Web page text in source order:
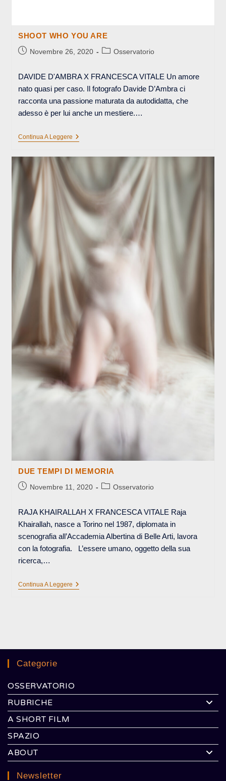
SHOOT WHO YOU ARE
ArticoloNovembre 26, 2020
Categoria
Osservatorio
DAVIDE D'AMBRA X FRANCESCA VITALE Un amore
nato quasi per caso. Il fotografo Davide D’Ambra ci
racconta una passione maturata da autodidatta, che
adesso è per lui anche un mestiere.…
Continua A LeggereSHOOT
DUE TEMPI DI MEMORIA
ArticoloNovembre 11, 2020
Categoria
Osservatorio
RAJA KHAIRALLAH X FRANCESCA VITALE Raja
Khairallah, nasce a Torino nel 1987, diplomata in
scenografia all’Accademia Albertina di Belle Arti, lavora
con la fotografia. L’essere umano, oggetto della sua
ricerca,…
Continua A LeggereDUE
Categorie
OSSERVATORIO
RUBRICHE
A SHORT FILM
SPAZIO
ABOUT
Newsletter